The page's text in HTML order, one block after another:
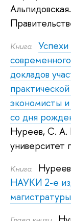
Альпидовская.
Книга
докладов
экономисты
со дня
Нуреев, С. А.
университет
Книга
НАУКИ 2-е
магистратуры